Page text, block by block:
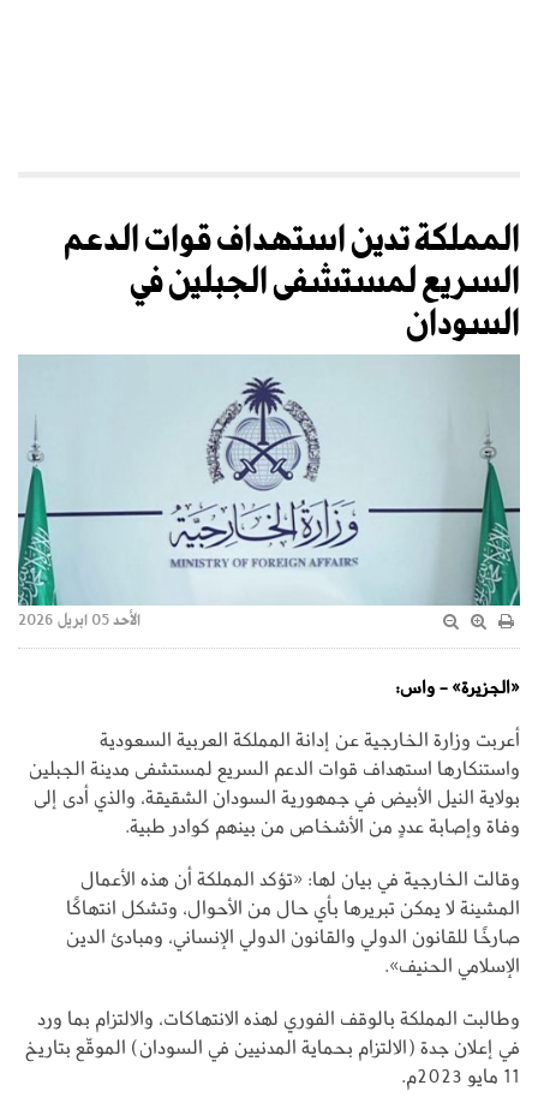
المملكة تدين استهداف قوات الدعم
السريع لمستشفى الجبلين في
السودان
الأحد 05 ابريل 2026
«الجزيرة» - واس:
أعربت وزارة الخارجية عن إدانة المملكة العربية السعودية
واستنكارها استهداف قوات الدعم السريع لمستشفى مدينة الجبلين
بولاية النيل الأبيض في جمهورية السودان الشقيقة، والذي أدى إلى
وفاة وإصابة عددٍ من الأشخاص من بينهم كوادر طبية.
وقالت الخارجية في بيان لها: «تؤكد المملكة أن هذه الأعمال
المشينة لا يمكن تبريرها بأي حال من الأحوال، وتشكل انتهاكًا
صارخًا للقانون الدولي والقانون الدولي الإنساني، ومبادئ الدين
الإسلامي الحنيف».
وطالبت المملكة بالوقف الفوري لهذه الانتهاكات، والالتزام بما ورد
في إعلان جدة (الالتزام بحماية المدنيين في السودان) الموقّع بتاريخ
11 مايو 2023م.